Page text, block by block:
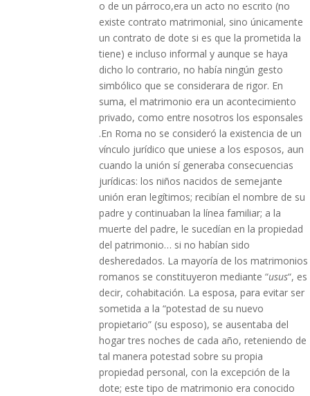
o de un párroco,era un acto no escrito (no
existe contrato matrimonial, sino únicamente
un contrato de dote si es que la prometida la
tiene) e incluso informal y aunque se haya
dicho lo contrario, no había ningún gesto
simbólico que se considerara de rigor. En
suma, el matrimonio era un acontecimiento
privado, como entre nosotros los esponsales
.En Roma no se consideró la existencia de un
vínculo jurídico que uniese a los esposos, aun
cuando la unión sí generaba consecuencias
jurídicas: los niños nacidos de semejante
unión eran legítimos; recibían el nombre de su
padre y continuaban la línea familiar; a la
muerte del padre, le sucedían en la propiedad
del patrimonio… si no habían sido
desheredados. La mayoría de los matrimonios
romanos se constituyeron mediante “usus“, es
decir, cohabitación. La esposa, para evitar ser
sometida a la “potestad de su nuevo
propietario” (su esposo), se ausentaba del
hogar tres noches de cada año, reteniendo de
tal manera potestad sobre su propia
propiedad personal, con la excepción de la
dote; este tipo de matrimonio era conocido